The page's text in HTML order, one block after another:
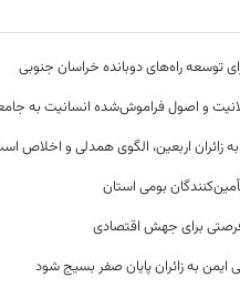
و اصول فراموش‌شده انسانیت به
زائران اربعین، الگوی همدلی و اخلاص
بومی استان
برای جهش اقتصادی
به زائران پایان صفر بسیج شود